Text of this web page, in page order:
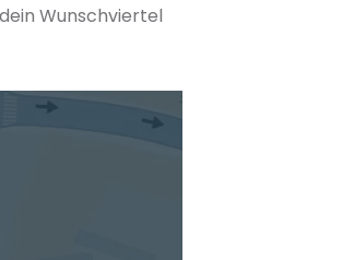
Wunschviertel